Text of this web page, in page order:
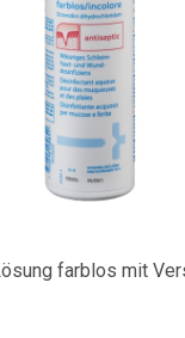
farblos mit